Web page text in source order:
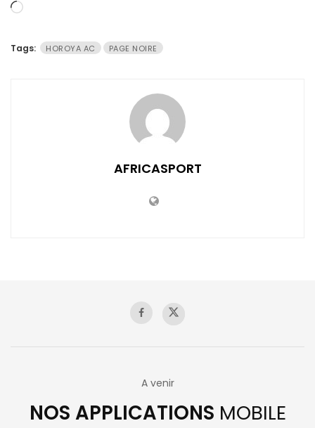
Chargement…
Tags: HOROYA AC PAGE NOIRE
AFRICASPORT
A venir
NOS APPLICATIONS MOBILE